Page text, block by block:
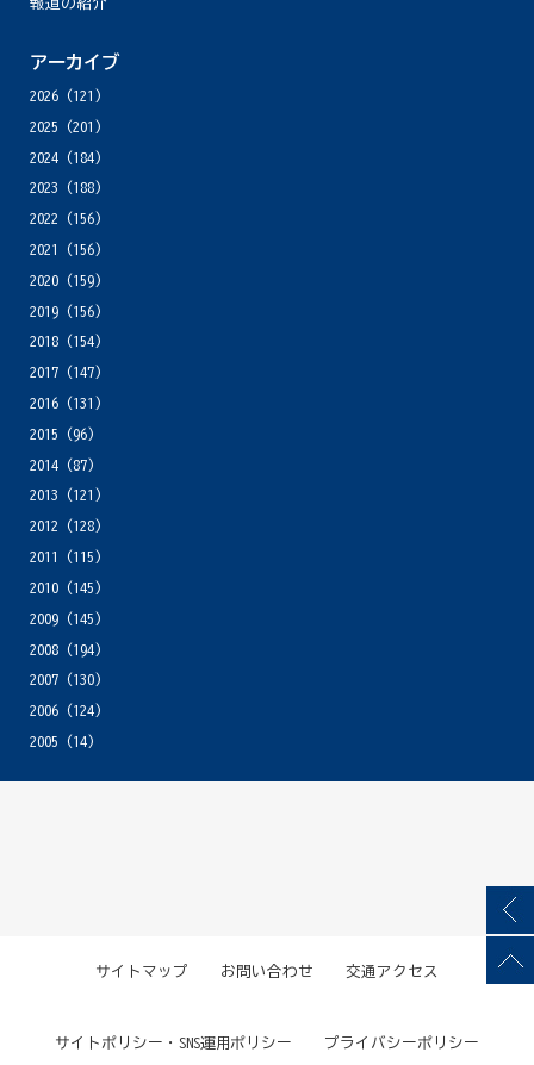
アーカイブ
2026(121)
2025 (201)
2024(184)
2023 (188)
2022 (156)
2021
(156)
2020(159)
2019(156)
2018(154)
2017(147)
2016(131)
2015 (96)
2014(87)
2013 (121)
2012 (128)
2011
(115)
2010(145)
2009(145)
2008(194)
2007(130)
2006(124)
2005 (14)
サイトマップ お問い合わせ 交通アクセス
サイトポリシー・SNS運用ポリシー プライバシーポリシー